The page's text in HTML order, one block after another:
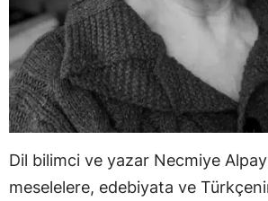
Dil bilimci ve yazar Necmiye
meselelere, edebiyata ve